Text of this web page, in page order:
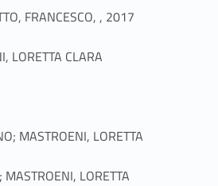
FRANCESCO, , 2017
LORETTA CLARA
MASTROENI, LORETTA
LORETTA